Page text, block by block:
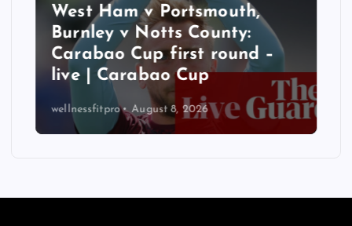
West Ham v Portsmouth,
Burnley v Notts County:
Carabao Cup first round –
live | Carabao Cup
wellnessfitpro August 8, 2026